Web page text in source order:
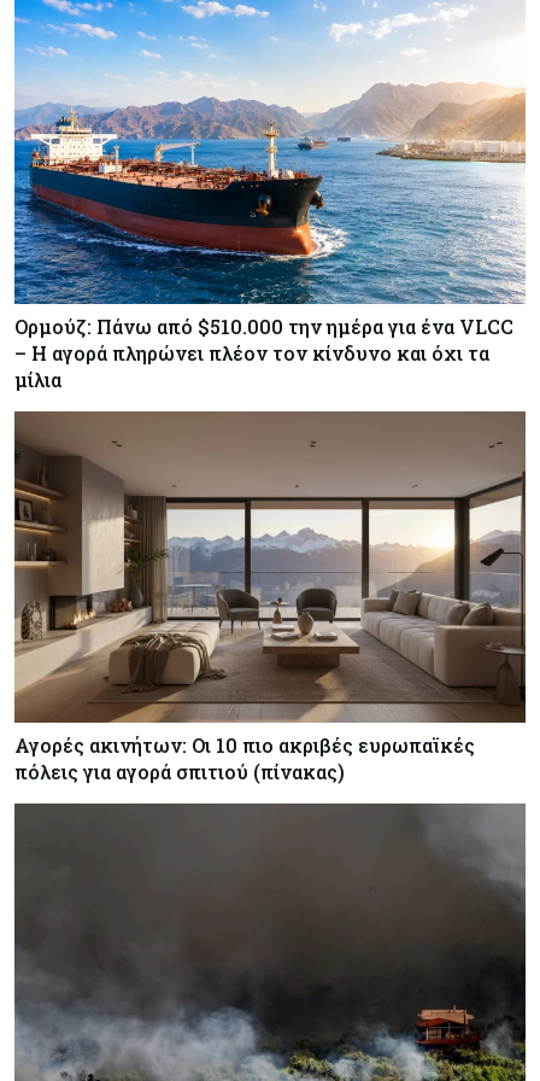
Κύπρος
Χορηγία €10.000 για υποτροφίες σε φοιτητές του
ΤΕΠΑΚ
Ορμούζ: Πάνω από $510.000 την ημέρα για ένα VLCC
– Η αγορά πληρώνει πλέον τον κίνδυνο και όχι τα
μίλια
Αγορές ακινήτων: Οι 10 πιο ακριβές ευρωπαϊκές
πόλεις για αγορά σπιτιού (πίνακας)